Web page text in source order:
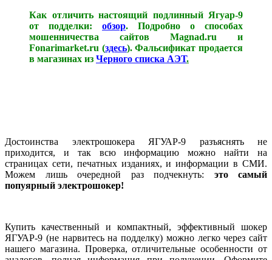
Как отличить настоящий подлинный Ягуар-9
от подделки: обзор. Подробно о способах
мошенничества сайтов Magnad.ru и
Fonarimarket.ru (здесь). Фальсификат продается
в магазинах из Черного списка АЭТ.
Достоинства электрошокера ЯГУАР-9 разъяснять не
приходится, и так всю информацию можно найти на
страницах сети, печатных изданиях, и информации в СМИ.
Можем лишь очередной раз подчекнуть: это самый
попуярный электрошокер!
Купить качественный и компактный, эффективный шокер
ЯГУАР-9 (не нарвитесь на подделку) можно легко через сайт
нашего магазина. Проверка, отличительные особенности от